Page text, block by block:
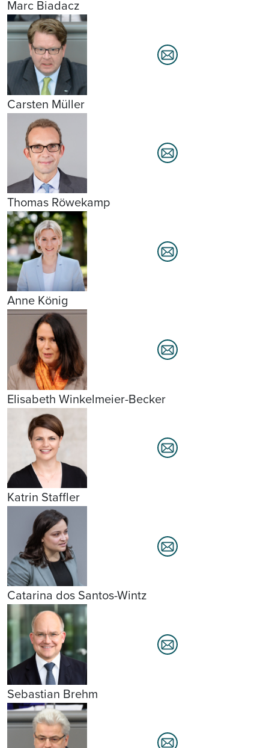
Marc Biadacz
Carsten Müller
Thomas Röwekamp
Anne König
Elisabeth Winkelmeier-Becker
Katrin Staffler
Catarina dos Santos-Wintz
Sebastian Brehm